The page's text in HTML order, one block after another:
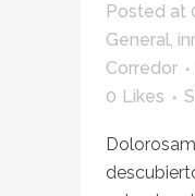
Posted at
General,
Corredor
0 Likes